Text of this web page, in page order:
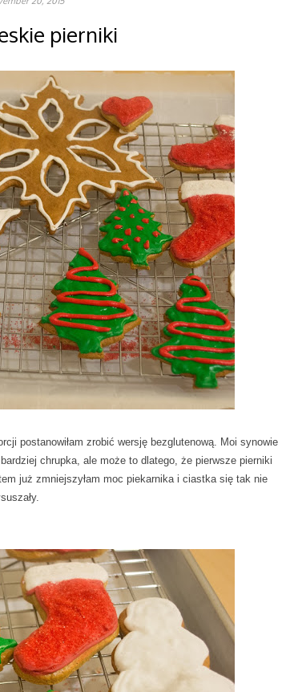
pierniki
postanowiłam zrobić wersję bezglutenową. Moi synowie
chrupka, ale może to dlatego, że pierwsze pierniki
już zmniejszyłam moc piekarnika i ciastka się tak nie